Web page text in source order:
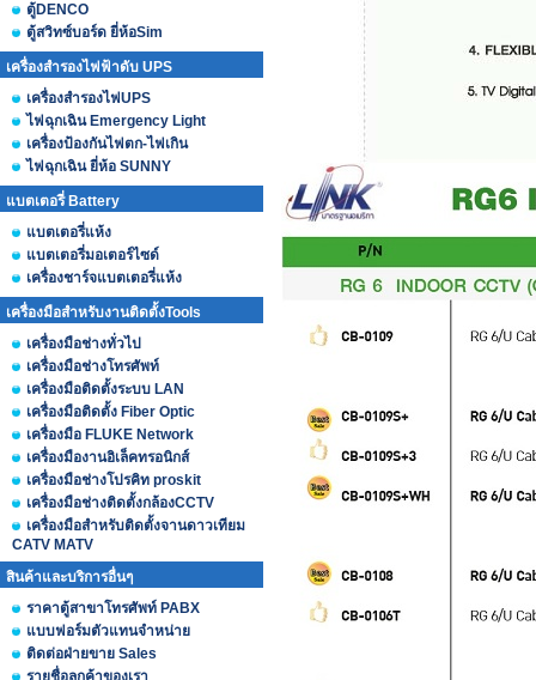
ตู้DENCO
ตู้สวิทซ์บอร์ด ยี่ห้อSim
เครื่องสำรองไฟฟ้าดับ UPS
เครื่องสำรองไฟUPS
ไฟฉุกเฉิน Emergency Light
เครื่องป้องกันไฟตก-ไฟเกิน
ไฟฉุกเฉิน ยี่ห้อ SUNNY
แบตเตอรี่ Battery
แบตเตอรี่แห้ง
แบตเตอรี่มอเตอร์ไซด์
เครื่องชาร์จแบตเตอรี่แห้ง
เครื่องมือสำหรับงานติดตั้งTools
เครื่องมือช่างทั่วไป
เครื่องมือช่างโทรศัพท์
เครื่องมือติดตั้งระบบ LAN
เครื่องมือติดตั้ง Fiber Optic
เครื่องมือ FLUKE Network
เครื่องมืองานอิเล็คทรอนิกส์
เครื่องมือช่างโปรคิท proskit
เครื่องมือช่างติดตั้งกล้องCCTV
เครื่องมือสำหรับติดตั้งจานดาวเทียม
CATV MATV
สินค้าและบริการอื่นๆ
ราคาตู้สาขาโทรศัพท์ PABX
แบบฟอร์มตัวแทนจำหน่าย
ติดต่อฝ่ายขาย Sales
รายชื่อลูกค้าของเรา